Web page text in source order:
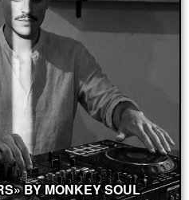
BY MONKEY SOUL